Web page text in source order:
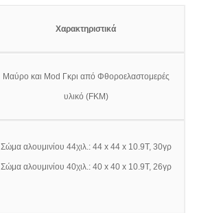
Χαρακτηριστικά
Μαύρο και Mod Γκρι από Φθοροελαστομερές
υλικό (FKM)
Σώμα αλουμινίου 44χιλ.: 44 x 44 x 10.9T, 30γρ
Σώμα αλουμινίου 40χιλ.: 40 x 40 x 10.9T, 26γρ